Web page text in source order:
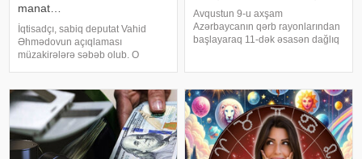
manat…
İqtisadçı, sabiq deputat Vahid
Əhmədovun açıqlaması
müzakirələrə səbəb olub. O
"İnsanlar pensiyaya çıxana qədər
sosial sığorta haqqı ödəyir və
Avqustun 9-u axşam
Azərbaycanın qərb rayonlarından
başlayaraq 11-dək əsasən dağlıq
Hidrometeorologiya Xidmətindən
məlumat verilib. Ayrı-ayrı yerlərd